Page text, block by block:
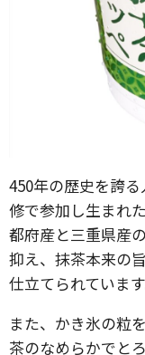
450年の歴史を誇る
修で参加し生まれ
都府産と三重県産
抑え、抹茶本来の
仕立てられています
また、かき氷の粒
茶のなめらかでと